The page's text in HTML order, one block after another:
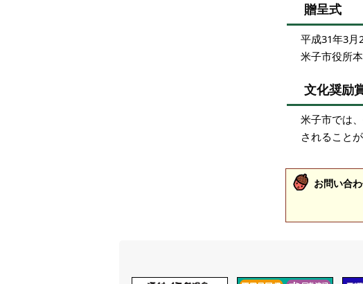
贈呈式
平成31年3月
米子市役所
文化奨励
米子市では
されること
お問い合